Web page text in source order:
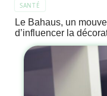
SANTÉ
Le Bahaus, un
d’influencer la